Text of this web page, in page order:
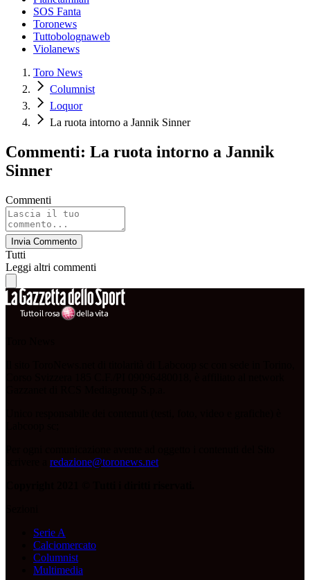
SOS Fanta
Toronews
Tuttobolognaweb
Violanews
Toro News
Columnist
Loquor
La ruota intorno a Jannik Sinner
Commenti: La ruota intorno a Jannik
Sinner
Commenti
Invia Commento
Tutti
Leggi altri commenti
redazione@toronews.net
Serie A
Calciomercato
Columnist
Multimedia